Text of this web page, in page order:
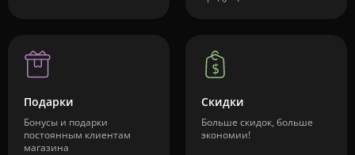
Подарки
Бонусы и подарки
постоянным клиентам
магазина
Скидки
Больше скидок, больше
экономии!